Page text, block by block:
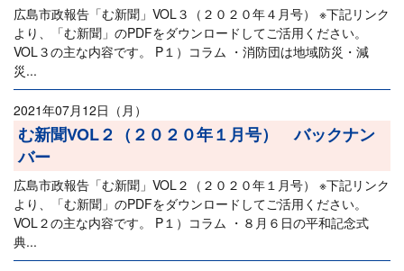
広島市政報告「む新聞」VOL３（２０２０年４月号） ※下記リンク
より、「む新聞」のPDFをダウンロードしてご活用ください。
VOL３の主な内容です。 P１）コラム ・消防団は地域防災・減
災...
2021年07月12日（月）
む新聞VOL２（２０２０年１月号） バックナン
バー
広島市政報告「む新聞」VOL２（２０２０年１月号） ※下記リンク
より、「む新聞」のPDFをダウンロードしてご活用ください。
VOL２の主な内容です。 P１）コラム ・８月６日の平和記念式
典...